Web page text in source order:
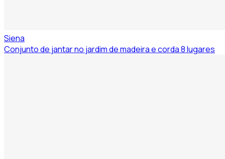
Siena
Conjunto de jantar no jardim de madeira e corda 8 lugares